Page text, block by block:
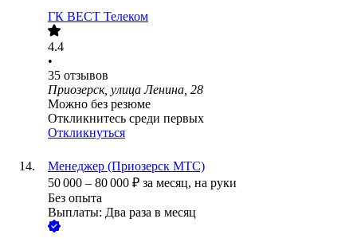
ГК ВЕСТ Телеком
4.4
•
35 отзывов
Приозерск, улица Ленина, 28
Можно без резюме
Откликнитесь среди первых
Откликнуться
Менеджер (Приозерск МТС)
50 000 – 80 000 ₽ за месяц, на руки
Без опыта
Выплаты: Два раза в месяц